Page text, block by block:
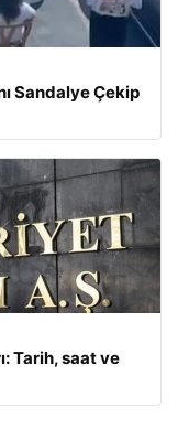
Sandalye Çekip
Tarih, saat ve